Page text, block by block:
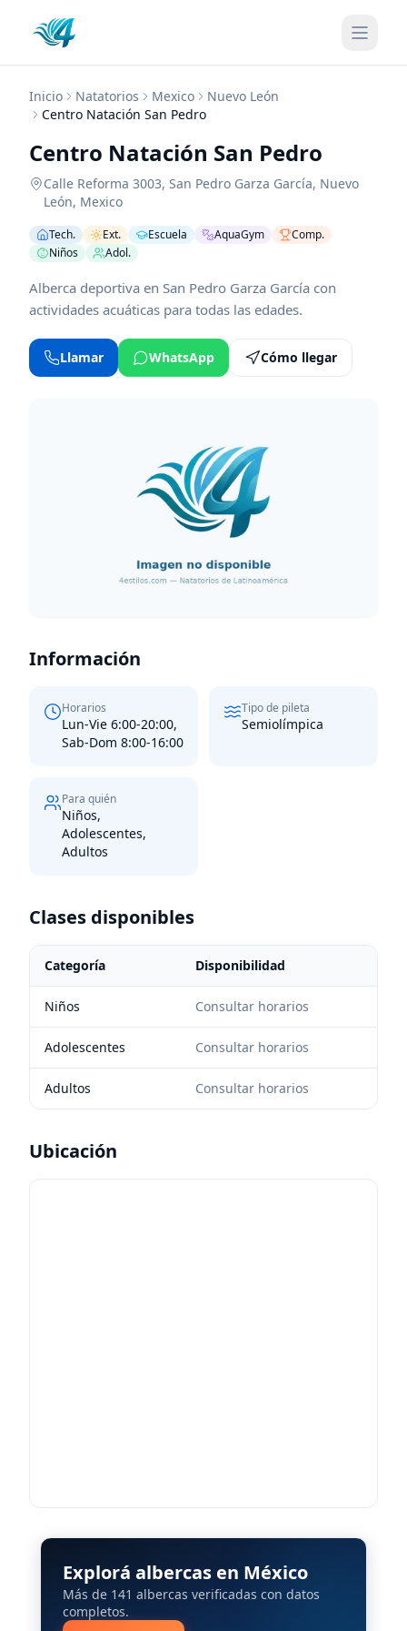
Inicio Natatorios Mexico
Nuevo León
Centro Natación San Pedro
Centro Natación San Pedro
Calle Reforma 3003, San Pedro Garza García, Nuevo
León, Mexico
Tech. Ext. Escuela AquaGym
Comp.
Niños
Adol.
Alberca deportiva en San Pedro Garza García con
actividades acuáticas para todas las edades.
Llamar WhatsApp Cómo llegar
Información
Horarios
Lun-Vie 6:00-20:00,
Sab-Dom 8:00-16:00
Tipo de pileta
Semiolímpica
Para quién
Niños,
Adolescentes,
Adultos
Clases disponibles
Categoría Disponibilidad
Niños Consultar horarios
Adolescentes Consultar horarios
Adultos Consultar horarios
Ubicación
Explorá albercas en México
Más de 141 albercas verificadas con datos
completos.